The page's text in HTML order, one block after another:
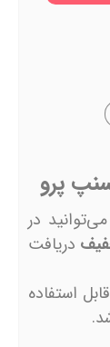
می‌توانید در
دریافت
قابل استفاده